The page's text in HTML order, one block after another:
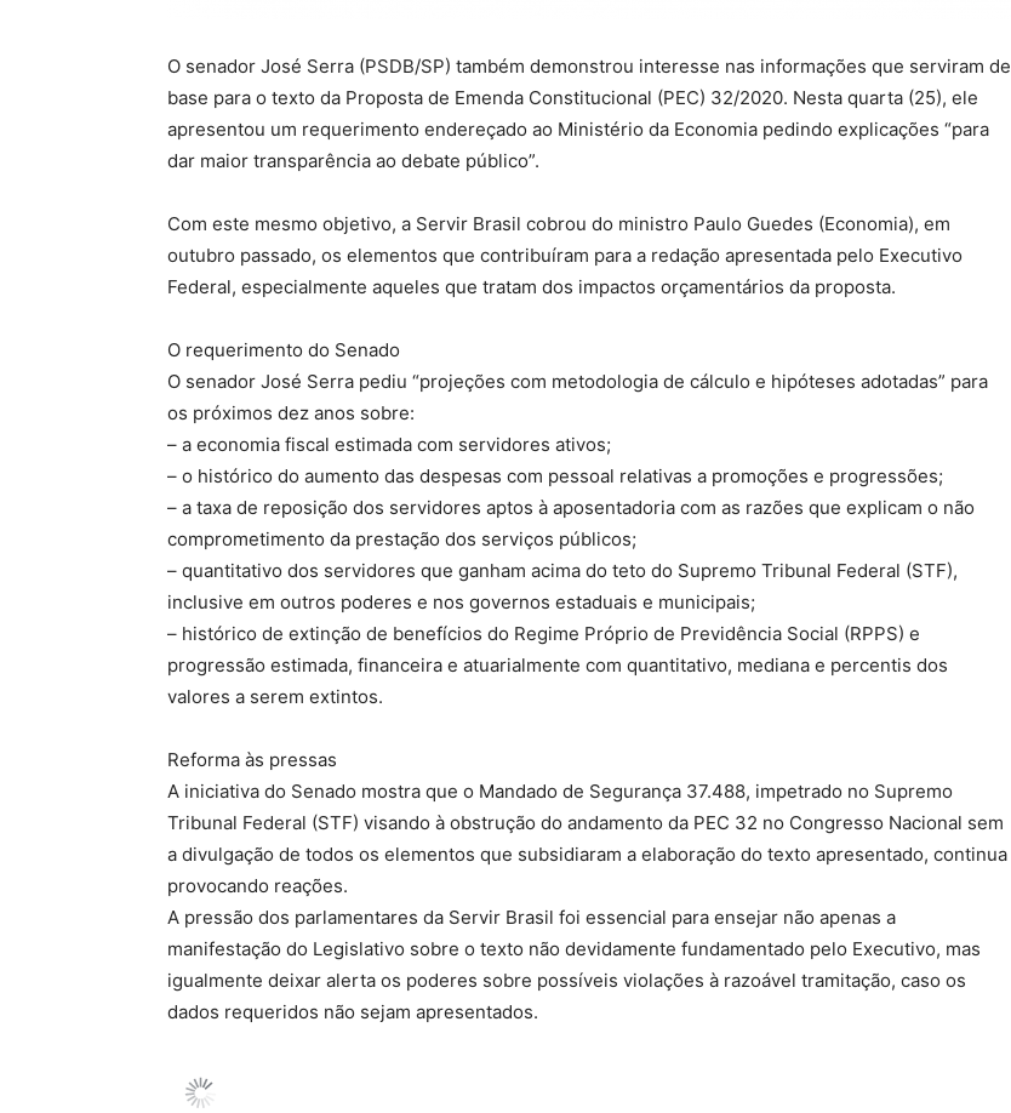
O senador José Serra (PSDB/SP) também demonstrou interesse nas informações que serviram de
base para o texto da Proposta de Emenda Constitucional (PEC) 32/2020. Nesta quarta (25), ele
apresentou um requerimento endereçado ao Ministério da Economia pedindo explicações “para
dar maior transparência ao debate público”.
Com este mesmo objetivo, a Servir Brasil cobrou do ministro Paulo Guedes (Economia), em
outubro passado, os elementos que contribuíram para a redação apresentada pelo Executivo
Federal, especialmente aqueles que tratam dos impactos orçamentários da proposta.
O requerimento do Senado
O senador José Serra pediu “projeções com metodologia de cálculo e hipóteses adotadas” para
os próximos dez anos sobre:
– a economia fiscal estimada com servidores ativos;
– o histórico do aumento das despesas com pessoal relativas a promoções e progressões;
– a taxa de reposição dos servidores aptos à aposentadoria com as razões que explicam o não
comprometimento da prestação dos serviços públicos;
– quantitativo dos servidores que ganham acima do teto do Supremo Tribunal Federal (STF),
inclusive em outros poderes e nos governos estaduais e municipais;
– histórico de extinção de benefícios do Regime Próprio de Previdência Social (RPPS) e
progressão estimada, financeira e atuarialmente com quantitativo, mediana e percentis dos
valores a serem extintos.
Reforma às pressas
A iniciativa do Senado mostra que o Mandado de Segurança 37.488, impetrado no Supremo
Tribunal Federal (STF) visando à obstrução do andamento da PEC 32 no Congresso Nacional sem
a divulgação de todos os elementos que subsidiaram a elaboração do texto apresentado, continua
provocando reações.
A pressão dos parlamentares da Servir Brasil foi essencial para ensejar não apenas a
manifestação do Legislativo sobre o texto não devidamente fundamentado pelo Executivo, mas
igualmente deixar alerta os poderes sobre possíveis violações à razoável tramitação, caso os
dados requeridos não sejam apresentados.